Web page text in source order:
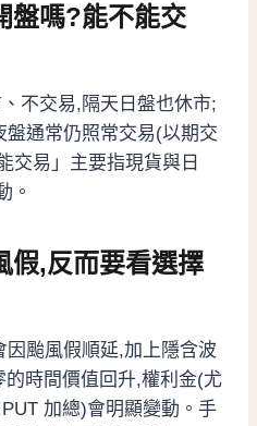
盤嗎?能不能交
不交易,隔天日盤也休市;
通常仍照常交易(以期交
交易」主要指現貨與日
。
假,反而要看選擇
因颱風假順延,加上隱含波
時間價值回升,權利金(尤
加總)會明顯變動。手